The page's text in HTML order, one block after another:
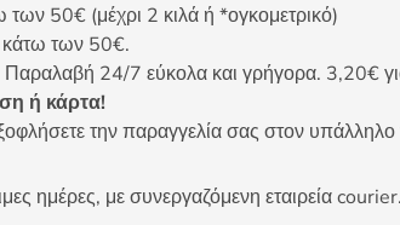
50€ (μέχρι 2 κιλά ή *ογκομετρικό)
κάτω των 50€.
24/7 εύκολα και γρήγορα. 3,20€
ή κάρτα!
την παραγγελία σας στον
ημέρες, με συνεργαζόμενη εταιρεία